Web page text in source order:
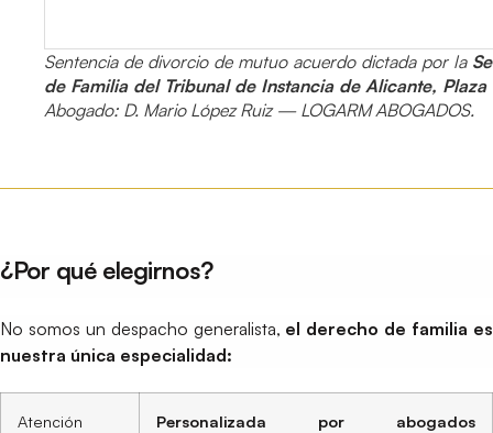
Sentencia de divorcio de mutuo acuerdo dictada por la
de Familia del Tribunal de Instancia de Alicante, Plaza
Abogado: D. Mario López Ruiz — LOGARM ABOGADOS.
¿Por qué elegirnos?
No somos un despacho generalista, el derecho de familia es
nuestra única especialidad:
Atención
Personalizada por abogados